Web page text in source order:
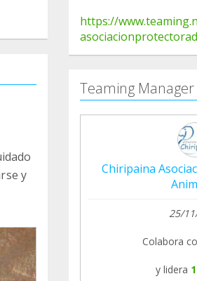
y
https://
Teaming Manager
Chiripaina
25/
Colabora
y lidera 1